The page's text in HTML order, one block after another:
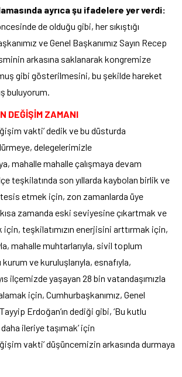
ayrıca şu ifadelere yer verdi:
de olduğu gibi, her sıkıştığı
ve Genel Başkanımız Sayın Recep
arkasına saklanarak kongremize
gibi gösterilmesini, bu şekilde hareket
buluyorum.
DEĞİŞİM ZAMANI
vakti’ dedik ve bu düsturda
delegelerimizle
mahalle mahalle çalışmaya devam
teşkilatında son yıllarda kaybolan birlik ve
etmek için, zon zamanlarda üye
zamanda eski seviyesine çıkartmak ve
teşkilatımızın enerjisini arttırmak için,
mahalle muhtarlarıyla, sivil toplum
ve kuruluşlarıyla, esnafıyla,
ilçemizde yaşayan 28 bin vatandaşımızla
için, Cumhurbaşkanımız, Genel
Erdoğan’ın dediği gibi, ‘Bu kutlu
ileriye taşımak’ için
vakti’ düşüncemizin arkasında durmaya